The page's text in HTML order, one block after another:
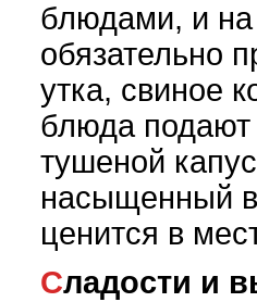
блюдами, и на
обязательно
утка, свиное
блюда подают
тушеной
насыщенный
ценится в
Сладости и